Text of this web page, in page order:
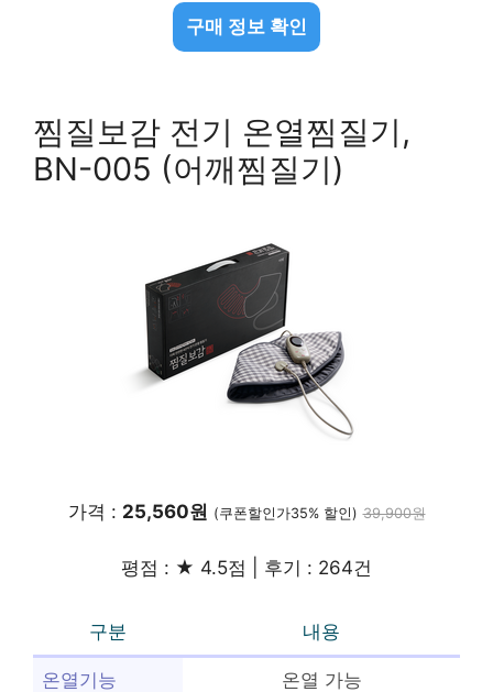
구매 정보 확인
찜질보감 전기 온열찜질기,
BN-005 (어깨찜질기)
가격 : 25,560원 (쿠폰할인가35% 할인) 39,900원
평점 : ★ 4.5점 | 후기 : 264건
구분 내용
온열기능 온열 가능